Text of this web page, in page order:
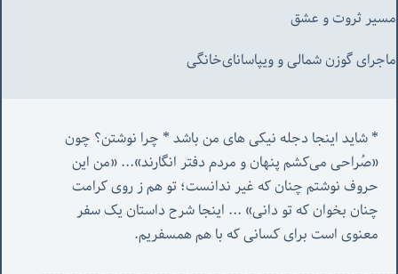
مسیر ثروت و عشق
ماجرای گوزن شمالی و‌ ویپاسانای‌خانگی
«صُراحی می‌کشم پنهان‌ و مردم‌ دفتر انگارند»... «
چنان بخوان که تو دانی» ...
معنوی است برای کسانی که با هم همسفریم.